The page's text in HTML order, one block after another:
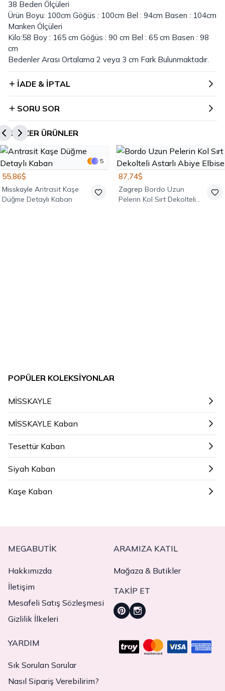
38 Beden Ölçüleri
Ürün Boyu: 100cm Göğüs : 100cm Bel : 94cm Basen : 104cm
Manken Ölçüleri
Kilo:58 Boy : 165 cm Göğüs : 90 cm Bel : 65 cm Basen : 98
cm
Bedenler Arası Ortalama 2 veya 3 cm Fark Bulunmaktadır.
İADE & İPTAL
SORU SOR
BENZER ÜRÜNLER
5
55,86$
Misskayle Antrasit Kaşe
Düğme Detaylı Kaban
87,74$
Zagrep Bordo Uzun
Pelerin Kol Sırt Dekolteli
POPÜLER KOLEKSIYONLAR
MİSSKAYLE
MİSSKAYLE Kaban
Tesettür Kaban
Siyah Kaban
Kaşe Kaban
MEGABUTIK
Hakkımızda
İletişim
Mesafeli Satış Sözleşmesi
Gizlilik İlkeleri
ARAMIZA KATIL
Mağaza & Butikler
TAKIP ET
YARDIM
Sık Sorulan Sorular
Nasıl Sipariş Verebilirim?